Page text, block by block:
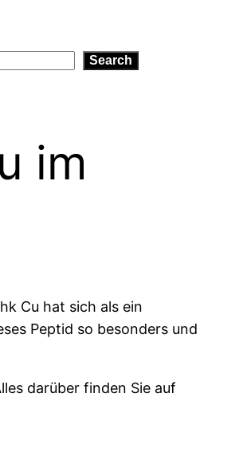
Search
im
Cu hat sich als ein
Peptid so besonders und
darüber finden Sie auf